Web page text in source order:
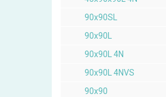
90x90SL
90x90L
90x90L 4N
90x90L 4NVS
90x90